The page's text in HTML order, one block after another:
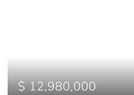
$ 12,980,000